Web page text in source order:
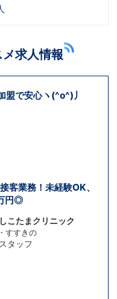
求人情報
盟で安心ヽ(^o^)丿
客業務！未経験OK、
円◎
こたまクリニック
すすきの
タッフ